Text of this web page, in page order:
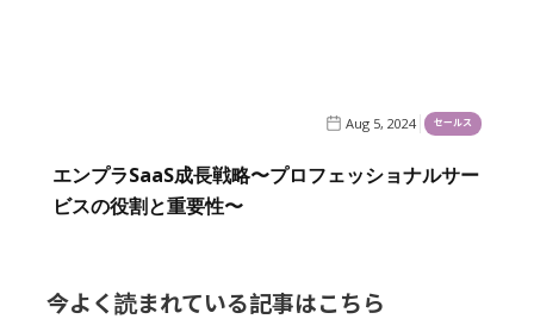
Aug 5, 2024 セールス
エンプラSaaS成長戦略〜プロフェッショナルサー
ビスの役割と重要性〜
今よく読まれている記事はこちら